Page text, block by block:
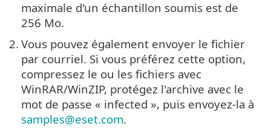
maximale d'un échantillon soumis est de
256 Mo.
2. Vous pouvez également envoyer le fichier
par courriel. Si vous préférez cette option,
compressez le ou les fichiers avec
WinRAR/WinZIP, protégez l'archive avec le
mot de passe « infected », puis envoyez-la à
samples@eset.com.